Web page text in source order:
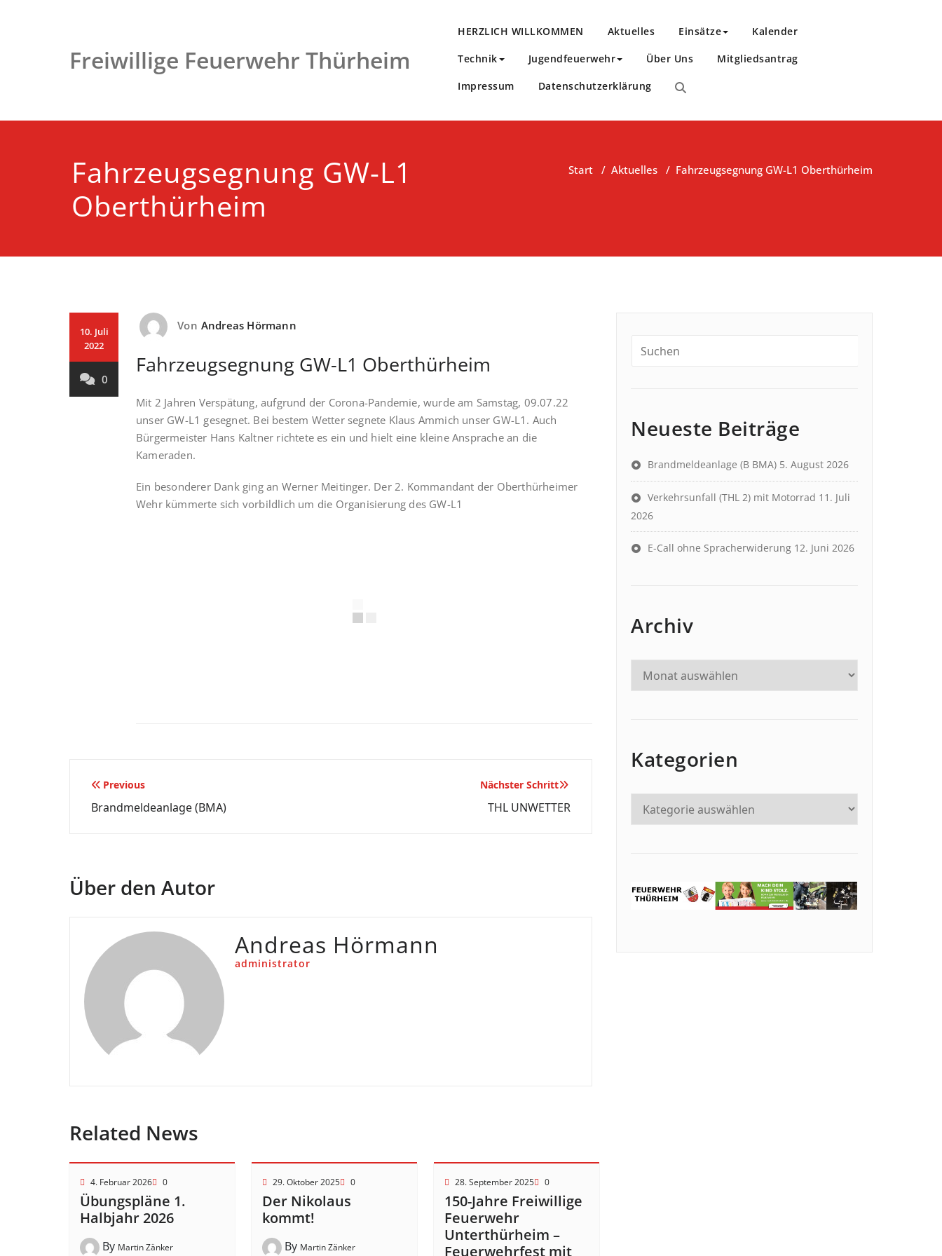
Freiwillige Feuerwehr Thürheim
HERZLICH WILLKOMMEN Aktuelles Einsätze Kalender
Technik Jugendfeuerwehr Über Uns Mitgliedsantrag
Impressum Datenschutzerklärung
Fahrzeugsegnung GW-L1
Oberthürheim
Start / Aktuelles / Fahrzeugsegnung GW-L1 Oberthürheim
10. Juli
2022
0
Von Andreas Hörmann
Fahrzeugsegnung GW-L1 Oberthürheim
Mit 2 Jahren Verspätung, aufgrund der Corona-Pandemie, wurde am Samstag, 09.07.22
unser GW-L1 gesegnet. Bei bestem Wetter segnete Klaus Ammich unser GW-L1. Auch
Bürgermeister Hans Kaltner richtete es ein und hielt eine kleine Ansprache an die
Kameraden.
Ein besonderer Dank ging an Werner Meitinger. Der 2. Kommandant der Oberthürheimer
Wehr kümmerte sich vorbildlich um die Organisierung des GW-L1
Beitragsnavigation
Previous
Brandmeldeanlage (BMA)
Nächster Schritt
THL UNWETTER
Über den Autor
Andreas Hörmann
administrator
Related News
4. Februar 2026 0
Übungspläne 1.
Halbjahr 2026
By Martin Zänker
29. Oktober 2025 0
Der Nikolaus
kommt!
By Martin Zänker
28. September 2025 0
150-Jahre Freiwillige
Feuerwehr
Unterthürheim –
Feuerwehrfest mit
Neueste Beiträge
Brandmeldeanlage (B BMA) 5. August 2026
Verkehrsunfall (THL 2) mit Motorrad 11. Juli
2026
E-Call ohne Spracherwiderung 12. Juni 2026
Archiv
Kategorien